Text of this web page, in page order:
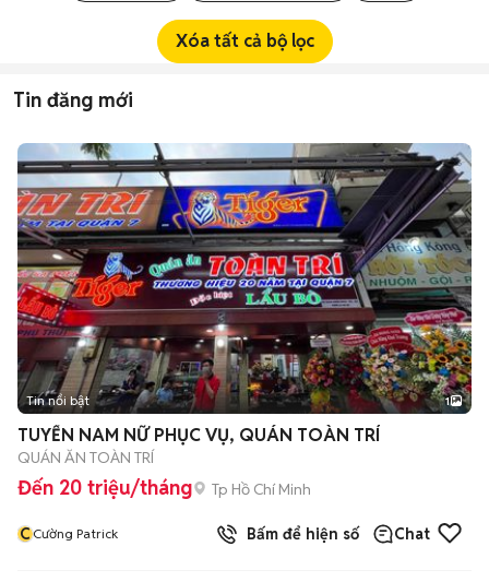
Xóa tất cả bộ lọc
Tin đăng mới
Tin nổi bật 1
TUYỂN NAM NỮ PHỤC VỤ, QUÁN TOÀN TRÍ
QUÁN ĂN TOÀN TRÍ
Đến 20 triệu/tháng Tp Hồ Chí Minh
CCường Patrick Bấm để hiện số Chat